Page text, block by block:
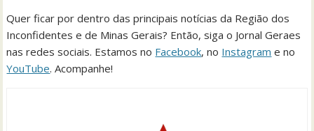
Quer ficar por dentro das principais notícias da Região dos
Inconfidentes e de Minas Gerais? Então, siga o Jornal Geraes
nas redes sociais. Estamos no Facebook, no Instagram e no
YouTube. Acompanhe!